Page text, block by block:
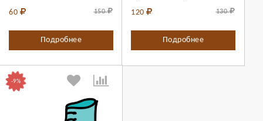
60 150
Подробнее
Продолжить Отмена 120 130
Подробнее
Продолжить Отмена
-9%